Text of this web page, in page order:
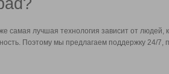
самая лучшая технология зависит от людей,
Поэтому мы предлагаем поддержку 24/7,